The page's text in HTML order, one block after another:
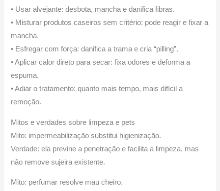
• Usar alvejante: desbota, mancha e danifica fibras.
• Misturar produtos caseiros sem critério: pode reagir e fixar a
mancha.
• Esfregar com força: danifica a trama e cria “pilling”.
• Aplicar calor direto para secar: fixa odores e deforma a
espuma.
• Adiar o tratamento: quanto mais tempo, mais difícil a
remoção.
Mitos e verdades sobre limpeza e pets
Mito: impermeabilização substitui higienização.
Verdade: ela previne a penetração e facilita a limpeza, mas
não remove sujeira existente.
Mito: perfumar resolve mau cheiro.